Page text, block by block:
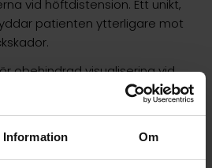
Information Om
vid höftdistension. Ett unikt,
patienten ytterligare mot
obehindrad visualisering vid
förbättrad kirurgåtkomst och
förbättras under
av att ändra kirurgiska